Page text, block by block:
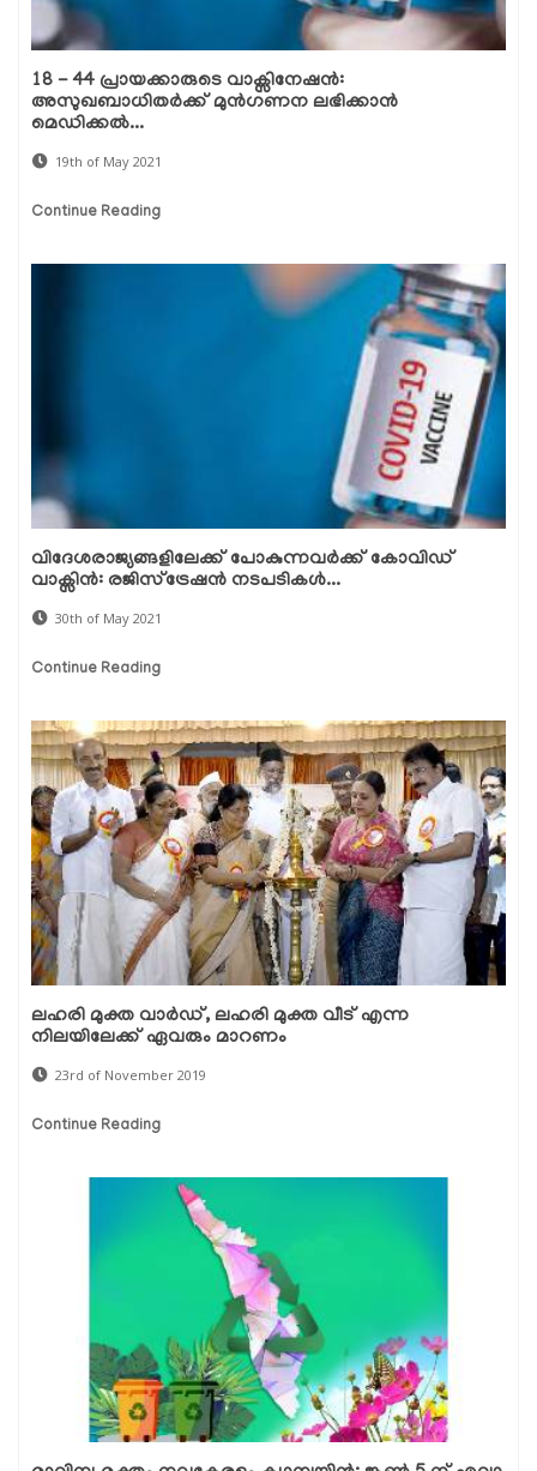
18 - 44 പ്രായക്കാരുടെ വാക്സിനേഷന്‍:
അസുഖബാധിതര്‍ക്ക് മുന്‍ഗണന ലഭിക്കാന്‍
മെഡിക്കല്‍...
19th of May 2021
Continue Reading
വിദേശരാജ്യങ്ങളിലേക്ക് പോകുന്നവര്‍ക്ക് കോവിഡ്
വാക്സിന്‍: രജിസ്ട്രേഷന്‍ നടപടികള്‍...
30th of May 2021
Continue Reading
ലഹരി മുക്ത വാര്‍ഡ്, ലഹരി മുക്ത വീട് എന്ന
നിലയിലേക്ക് ഏവരും മാറണം
23rd of November 2019
Continue Reading